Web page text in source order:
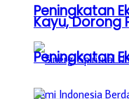
Peningkatan
Kayu, Dorong
Peningkatan